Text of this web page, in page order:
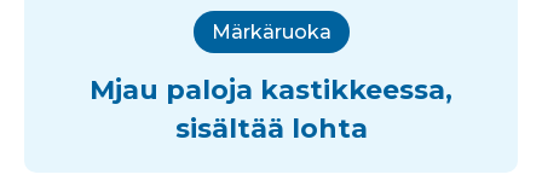
Märkäruoka
Mjau paloja kastikkeessa,
sisältää lohta